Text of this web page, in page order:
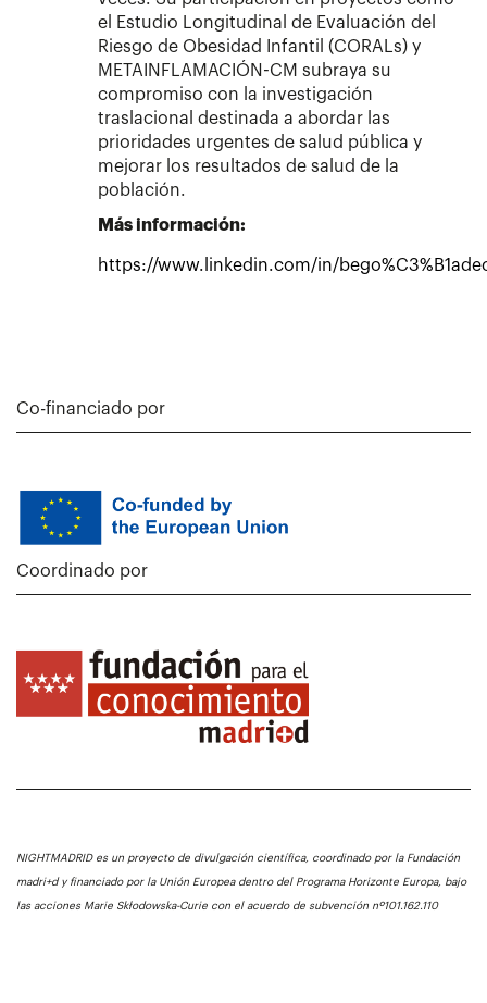
el Estudio Longitudinal de Evaluación del
Riesgo de Obesidad Infantil (CORALs) y
METAINFLAMACIÓN-CM subraya su
compromiso con la investigación
traslacional destinada a abordar las
prioridades urgentes de salud pública y
mejorar los resultados de salud de la
población.
Más información:
https://www.linkedin.com/in/
Co-financiado por
Coordinado por
NIGHTMADRID es un proyecto de divulgación científica, coordinado por la Fundación
madri+d y financiado por la Unión Europea dentro del Programa Horizonte Europa, bajo
las acciones Marie Skłodowska-Curie con el acuerdo de subvención nº101.162.110